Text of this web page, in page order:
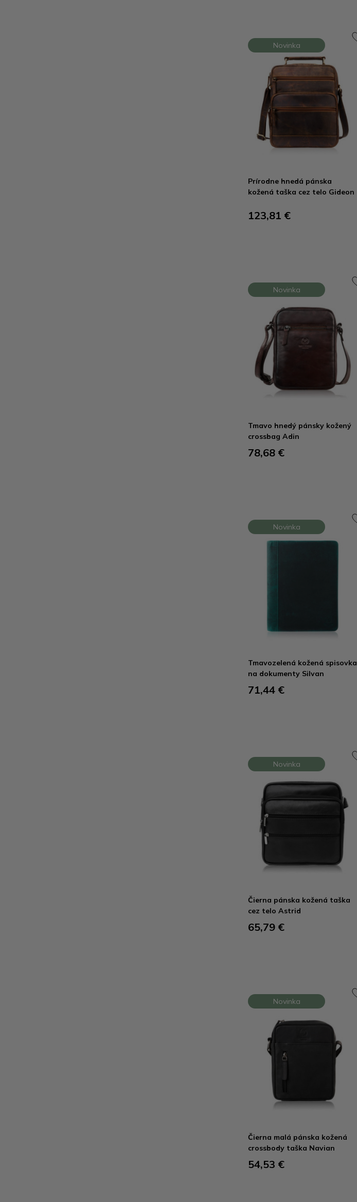
Novinka
Prírodne hnedá pánska
kožená taška cez telo Gideon
123,81 €
Novinka
Tmavo hnedý pánsky kožený
crossbag Adin
78,68 €
Novinka
Tmavozelená kožená spisovka
na dokumenty Silvan
71,44 €
Novinka
Čierna pánska kožená taška
cez telo Astrid
65,79 €
Novinka
Čierna malá pánska kožená
crossbody taška Navian
54,53 €